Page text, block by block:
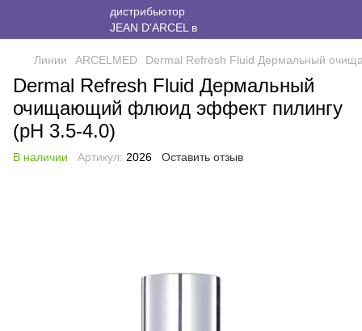
Линии ARCELMED Dermal Refresh Fluid Дермальный
Dermal Refresh Fluid Дермальный
очищающий флюид эффект пилингу
(pH 3.5-4.0)
В наличии Артикул: 2026 Оставить отзыв